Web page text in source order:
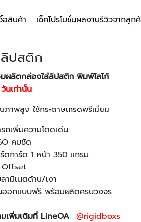
อสินค้า เช็คโปรโมชั่นผลงานรีวิวจากลูก
ปสติก
ผลิตกล่องใส่ลิปสติก พิมพ์โลโก้
นเท่านั้น
าพสูง ใช้กระดาษเกรดพรีเมี่ยม
ถเพิ่มความโดดเด่น
คมชัด
ตการ์ด 1 หน้า 350 แกรม
ามิเนตด้าน/เงา
ออกแบบฟรี พร้อมผลิตครบวงจร
เพิ่มเติมที่ LineOA: @rigidboxs